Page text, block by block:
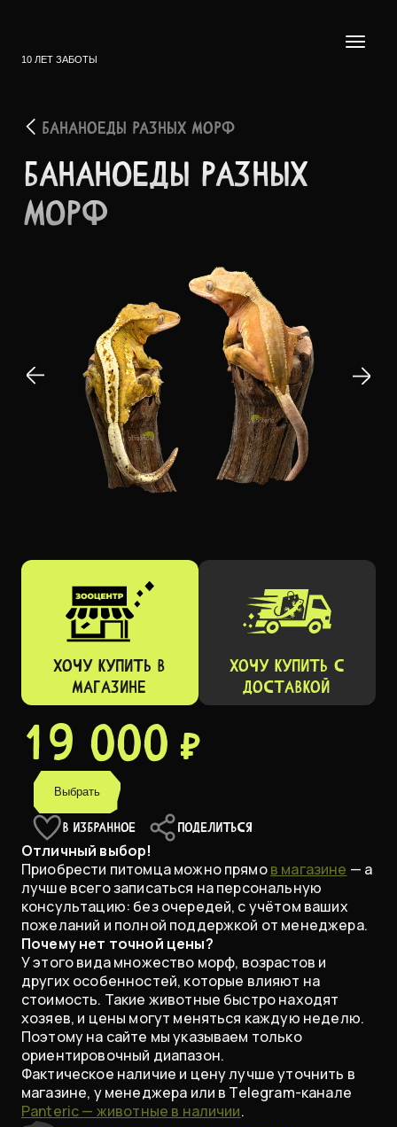
10 ЛЕТ ЗАБОТЫ
БАНАНОЕДЫ РАЗНЫХ МОРФ
БАНАН­ОЕДЫ РАЗНЫХ
МОРФ
ХОЧУ КУПИТЬ В
МАГАЗИНЕ
ХОЧУ КУПИТЬ C
ДОСТАВКОЙ
19 000 ₽
Выбрать
В ИЗБРАННОЕ ПОДЕЛИТЬСЯ
Отличный выбор!
Приобрести питомца можно прямов магазине — а
лучше всего записаться на персональную
консультацию: без очередей, с учётом ваших
пожеланий и полной поддержкой от менеджера.
Почему нет точной цены?
У этого вида множество морф, возрастов и
других особенностей, которые влияют на
стоимость. Такие животные быстро находят
хозяев, и цены могут меняться каждую неделю.
Поэтому на сайте мы указываем только
ориентировочный диапазон.
Фактическое наличие и цену лучше уточнить в
магазине, у менеджера или в Telegram-канале
Panteric — животные в наличии.